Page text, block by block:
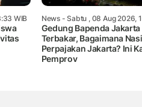
WIB News- Sabtu , 08 Aug 2026,
Gedung Bapenda Jakarta
Terbakar, Bagaimana
Perpajakan Jakarta? Ini
Pemprov